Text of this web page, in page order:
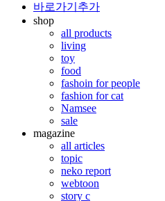
바로가기추가
shop
all products
living
toy
food
fashoin for people
fashion for cat
Namsee
sale
magazine
all articles
topic
neko report
webtoon
story c